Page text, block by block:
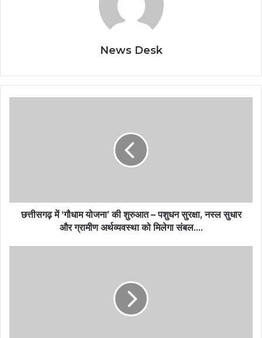
News Desk
छत्तीसगढ़ में ‘गौधाम योजना’ की शुरुआत – पशुधन सुरक्षा, नस्ल सुधार
और ग्रामीण अर्थव्यवस्था को मिलेगा संबल….